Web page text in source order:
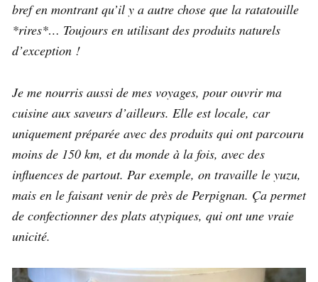
bref en montrant qu’il y a autre chose que la ratatouille
*rires*… Toujours en utilisant des produits naturels
d’exception !
Je me nourris aussi de mes voyages, pour ouvrir ma
cuisine aux saveurs d’ailleurs. Elle est locale, car
uniquement préparée avec des produits qui ont parcouru
moins de 150 km, et du monde à la fois, avec des
influences de partout. Par exemple, on travaille le yuzu,
mais en le faisant venir de près de Perpignan. Ça permet
de confectionner des plats atypiques, qui ont une vraie
unicité.